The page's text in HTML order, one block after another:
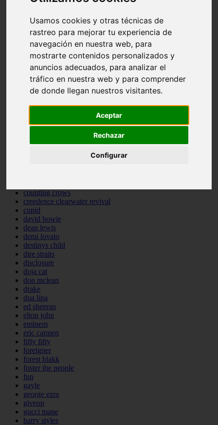
Usamos cookies y otras técnicas de
rastreo para mejorar tu experiencia de
navegación en nuestra web, para
mostrarte contenidos personalizados y
anuncios adecuados, para analizar el
tráfico en nuestra web y para comprender
de donde llegan nuestros visitantes.
Aceptar
Rechazar
Configurar
bebe rexha
benny blanco
benson boone
beyonce
bill withers
billie eilish
billy joel
bob marley
bruce springsteen
bruno mars
calvin harris
cat janice
counting crows
creedence clearwater revival
cupid
david bowie
dean lewis
demi lovato
destinys child
dire straits
disclosure
doja cat
don mclean
drake
dua lipa
ed sheeran
elton john
eminem
eric carmen
fifty fifty
foreigner
forest blakk
foster the people
fun
gayle
george ezra
giveon
gucci mane
harry styles